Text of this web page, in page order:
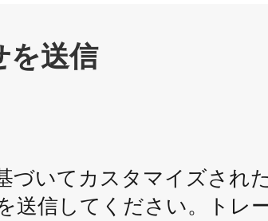
を送信
づいてカスタマイズされ
送信してください。トレ